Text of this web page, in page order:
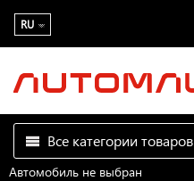
RU
Все категории товаров
Автомобиль не выбран